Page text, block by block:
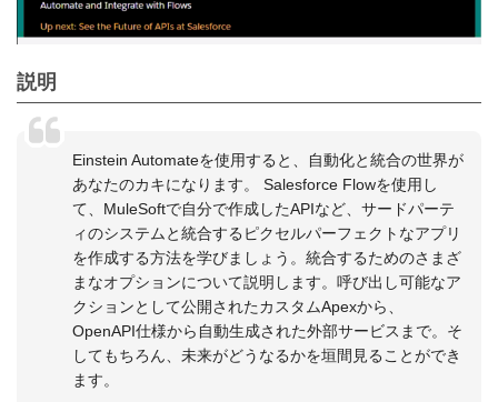
説明
Einstein Automateを使用すると、自動化と統合の世界が
あなたのカキになります。 Salesforce Flowを使用し
て、MuleSoftで自分で作成したAPIなど、サードパーテ
ィのシステムと統合するピクセルパーフェクトなアプリ
を作成する方法を学びましょう。統合するためのさまざ
まなオプションについて説明します。呼び出し可能なア
クションとして公開されたカスタムApexから、
OpenAPI仕様から自動生成された外部サービスまで。そ
してもちろん、未来がどうなるかを垣間見ることができ
ます。